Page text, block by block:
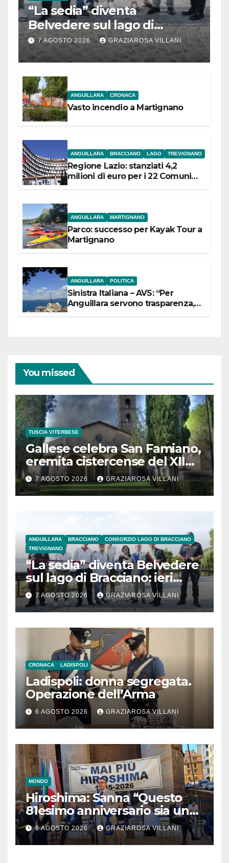
“La sedia” diventa
Belvedere sul lago di
Bracciano: ieri
l’inaugurazione
7 AGOSTO 2026 GRAZIAROSA VILLANI
ANGUILLARA CRONACA
Vasto incendio a Martignano
ANGUILLARA BRACCIANO LAGO TREVIGNANO
Regione Lazio: stanziati 4,2
milioni di euro per i 22 Comuni
ANGUILLARA MARTIGNANO
Parco: successo per Kayak Tour a
Martignano
ANGUILLARA POLITICA
Sinistra Italiana – AVS: “Per
Anguillara servono trasparenza,
You missed
TUSCIA VITERBESE
Gallese celebra San Famiano,
eremita cistercense del XII
secolo
7 AGOSTO 2026 GRAZIAROSA VILLANI
ANGUILLARA BRACCIANO
CONSORZIO LAGO DI BRACCIANO
TREVIGNANO
“La sedia” diventa Belvedere
sul lago di Bracciano: ieri
l’inaugurazione
7 AGOSTO 2026 GRAZIAROSA VILLANI
CRONACA LADISPOLI
Ladispoli: donna segregata.
Operazione dell’Arma
6 AGOSTO 2026 GRAZIAROSA VILLANI
MONDO
Hiroshima: Sanna “Questo
81esimo anniversario sia un
monito per tutti”
6 AGOSTO 2026 GRAZIAROSA VILLANI